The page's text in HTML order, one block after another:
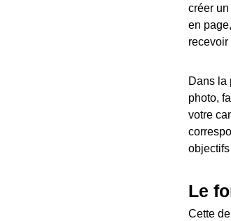
créer
en
recevoir
Dans la
photo,
votre
Le
Cette